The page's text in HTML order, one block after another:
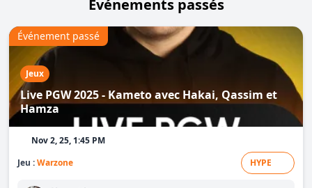
Événements passés
Jeux
Live PGW 2025 - Kameto avec Hakai, Qassim et
Hamza
Événement passé
Nov 2, 25, 1:45 PM
Jeu :Warzone HYPE